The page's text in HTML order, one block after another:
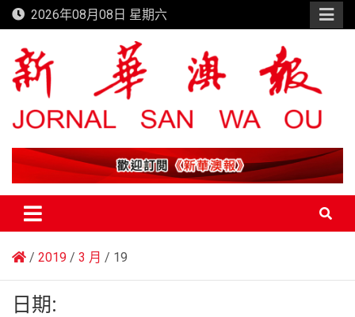
Skip
to
content
2026年08月08日 星期六
新華澳報
2019 3 月 19
日期: